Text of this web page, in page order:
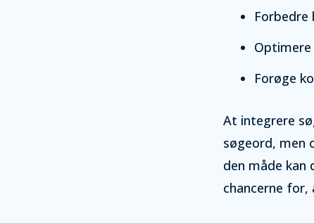
Forbedre
Forøge
At integrere
søgeord, men
den måde
chancerne